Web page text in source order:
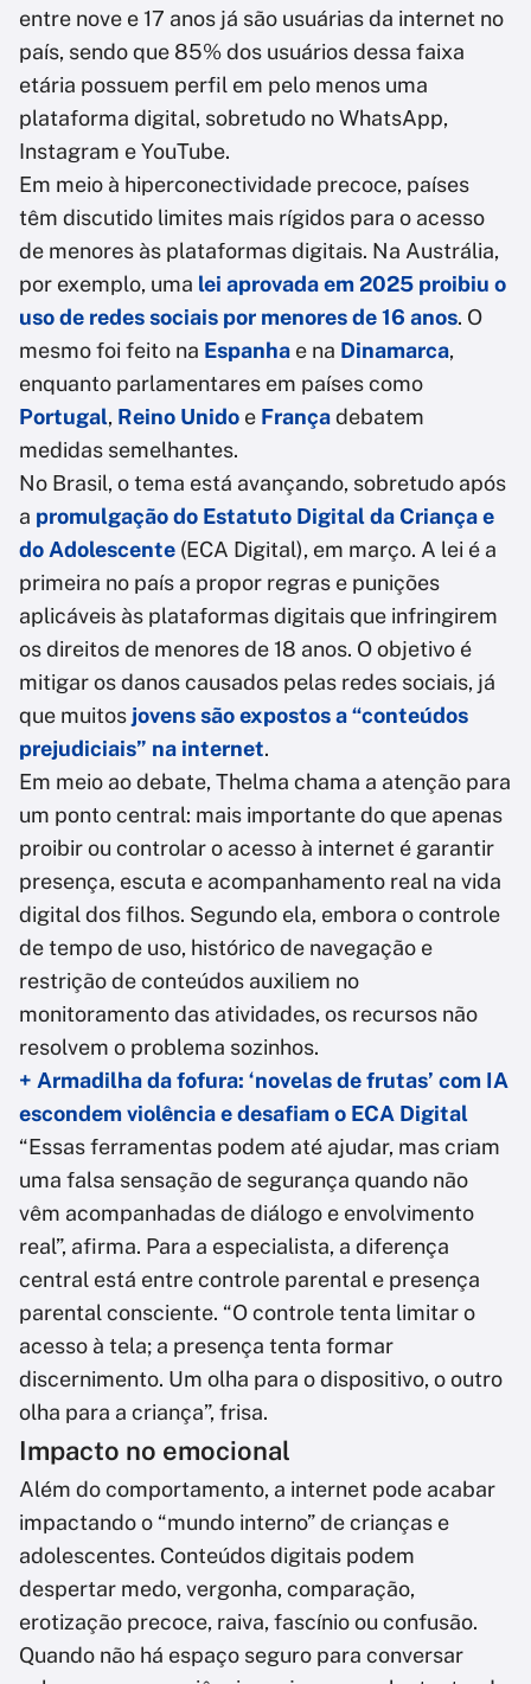
entre nove e 17 anos já são usuárias da internet no
país, sendo que 85% dos usuários dessa faixa
etária possuem perfil em pelo menos uma
plataforma digital, sobretudo no WhatsApp,
Instagram e YouTube.
Em meio à hiperconectividade precoce, países
têm discutido limites mais rígidos para o acesso
de menores às plataformas digitais. Na Austrália,
por exemplo, uma lei aprovada em 2025 proibiu o
uso de redes sociais por menores de 16 anos. O
mesmo foi feito na Espanha e na Dinamarca,
enquanto parlamentares em países como
Portugal, Reino Unido e Françadebatem
medidas semelhantes.
No Brasil, o tema está avançando, sobretudo após
a promulgação do Estatuto Digital da Criança e
do Adolescente (ECA Digital), em março. A lei é a
primeira no país a propor regras e punições
aplicáveis às plataformas digitais que infringirem
os direitos de menores de 18 anos. O objetivo é
mitigar os danos causados pelas redes sociais, já
que muitos jovens são expostos a “conteúdos
prejudiciais” na internet.
Em meio ao debate, Thelma chama a atenção para
um ponto central: mais importante do que apenas
proibir ou controlar o acesso à internet é garantir
presença, escuta e acompanhamento real na vida
digital dos filhos. Segundo ela, embora o controle
de tempo de uso, histórico de navegação e
restrição de conteúdos auxiliem no
monitoramento das atividades, os recursos não
resolvem o problema sozinhos.
+ Armadilha da fofura: ‘novelas de frutas’ com IA
escondem violência e desafiam o ECA Digital
“Essas ferramentas podem até ajudar, mas criam
uma falsa sensação de segurança quando não
vêm acompanhadas de diálogo e envolvimento
real”, afirma. Para a especialista, a diferença
central está entre controle parental e presença
parental consciente. “O controle tenta limitar o
acesso à tela; a presença tenta formar
discernimento. Um olha para o dispositivo, o outro
olha para a criança”, frisa.
Impacto no emocional
Além do comportamento, a internet pode acabar
impactando o “mundo interno” de crianças e
adolescentes. Conteúdos digitais podem
despertar medo, vergonha, comparação,
erotização precoce, raiva, fascínio ou confusão.
Quando não há espaço seguro para conversar